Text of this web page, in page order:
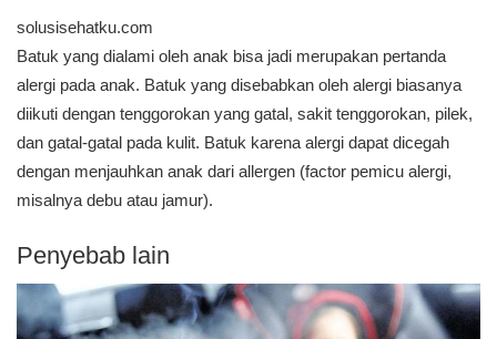
solusisehatku.com
Batuk yang dialami oleh anak bisa jadi merupakan pertanda
alergi pada anak. Batuk yang disebabkan oleh alergi biasanya
diikuti dengan tenggorokan yang gatal, sakit tenggorokan, pilek,
dan gatal-gatal pada kulit. Batuk karena alergi dapat dicegah
dengan menjauhkan anak dari allergen (factor pemicu alergi,
misalnya debu atau jamur).
Penyebab lain